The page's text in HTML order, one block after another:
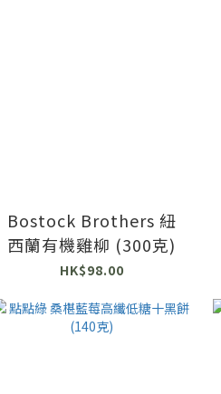
Bostock Brothers 紐
西蘭有機雞柳 (300克)
HK$98.00